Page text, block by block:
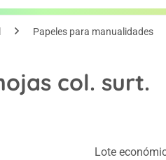
Papeles para manualidades
col. surt.
Lote